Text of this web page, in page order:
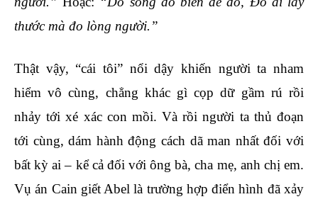
thước mà đo lòng người.”
Thật vậy, “cái tôi” nổi dậy khiến người ta nham
hiểm vô cùng, chẳng khác gì cọp dữ gầm rú rồi
nhảy tới xé xác con mồi. Và rồi người ta thủ đoạn
tới cùng, dám hành động cách dã man nhất đối với
bất kỳ ai – kể cả đối với ông bà, cha mẹ, anh chị em.
Vụ án Cain giết Abel là trường hợp điển hình đã xảy